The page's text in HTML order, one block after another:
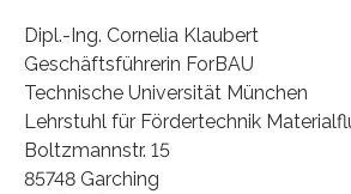
Dipl.-Ing. Cornelia Klaubert
Geschäftsführerin ForBAU
Technische Universität München
Lehrstuhl für Fördertechnik
Boltzmannstr. 15
85748 Garching